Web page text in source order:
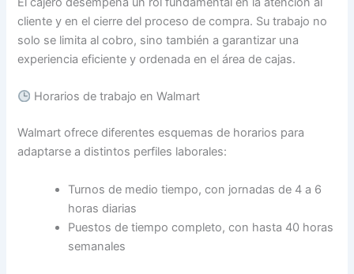
cliente y en el cierre del proceso de compra. Su trabajo no
solo se limita al cobro, sino también a garantizar una
experiencia eficiente y ordenada en el área de cajas.
Horarios de trabajo en Walmart
Walmart ofrece diferentes esquemas de horarios para
adaptarse a distintos perfiles laborales:
Turnos de medio tiempo, con jornadas de 4 a 6
horas diarias
Puestos de tiempo completo, con hasta 40 horas
semanales